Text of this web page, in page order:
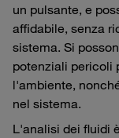
un pulsante, e
affidabile, senza
sistema. Si
potenziali pericoli
l'ambiente,
nel sistema.
L'analisi dei fluidi